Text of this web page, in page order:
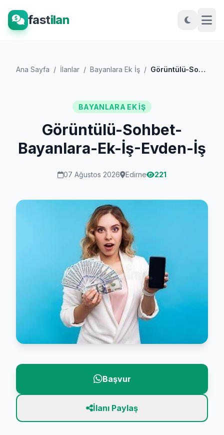
fastilan
Ana Sayfa / İlanlar / Bayanlara Ek İş / Görüntülü-Sohbet-Bayanlara-Ek-İş-Evden-İ...
BAYANLARA EK İŞ
Görüntülü-Sohbet-
Bayanlara-Ek-İş-Evden-İş
07 Ağustos 2026 Edirne 221
Başvur
İlanı Paylaş